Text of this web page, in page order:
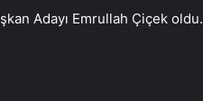
Adayı Emrullah Çiçek oldu.